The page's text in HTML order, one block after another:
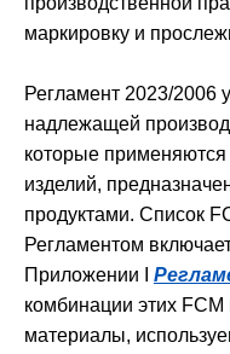
маркировку и
Регламент 2023/2006
надлежащей
которые
изделий,
продуктами. Список
Регламентом
Приложении I
комбинации этих
материалы,